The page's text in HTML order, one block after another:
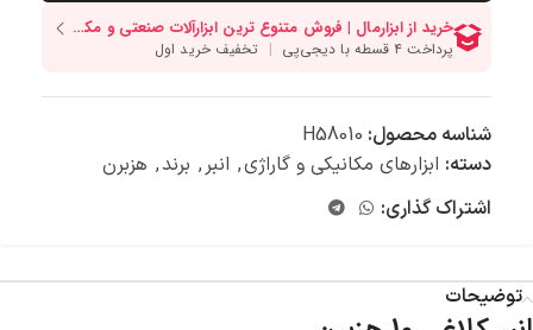
شناسه محصول: H58010
دسته: ابزارهای مکانیکی و گاراژی, انبر, برند, هزبرن
اشتراک گذاری:
توضیحات